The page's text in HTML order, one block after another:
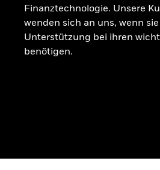
Finanztechnologie. Unsere
wenden sich an uns, wenn sie
Unterstützung bei ihren
benötigen.